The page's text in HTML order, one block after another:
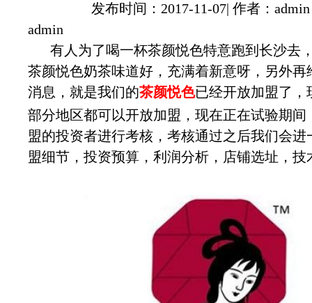
发布时间：2017-11-07| 作者：
admin
有人为了喝一杯茶颜悦色特意跑到长沙去
茶颜悦色奶茶味道好，充满着新意呀，另外再
消息，就是我们的茶颜悦色已经开放加盟了，
部分地区都可以开放加盟，现在正在试验期间
盟的投资者进行考核，考核通过之后我们会进
盟细节，投资预算，利润分析，店铺选址，技